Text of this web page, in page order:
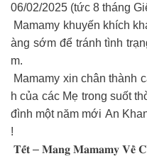
06/02/2025 (tức 8 tháng
Mamamy khuyến khích
àng sớm để tránh tình
m.
Mamamy xin chân thành
h của các Mẹ trong suốt
đình một năm mới An
!
𝐓𝐞̂́𝐭 – 𝐌𝐚𝐧𝐠 𝐌𝐚𝐦𝐚𝐦𝐲 𝐕𝐞̂̀